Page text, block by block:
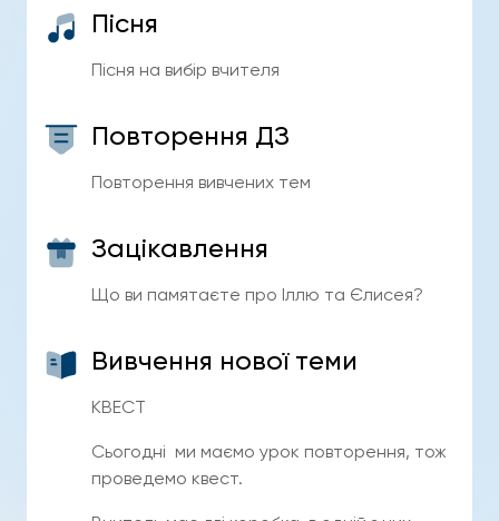
Пісня
Пісня на вибір вчителя
Повторення ДЗ
Повторення вивчених тем
Зацікавлення
Що ви памятаєте про Іллю та Єлисея?
Вивчення нової теми
КВЕСТ
Сьогодні ми маємо урок повторення, тож
проведемо квест.